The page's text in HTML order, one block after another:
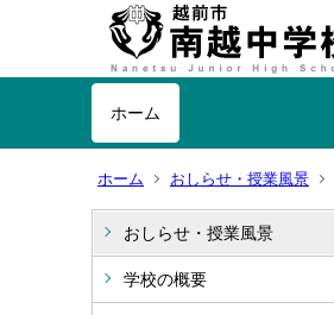
ホーム
ホーム おしらせ・授業風景
おしらせ・授業風景
学校の概要